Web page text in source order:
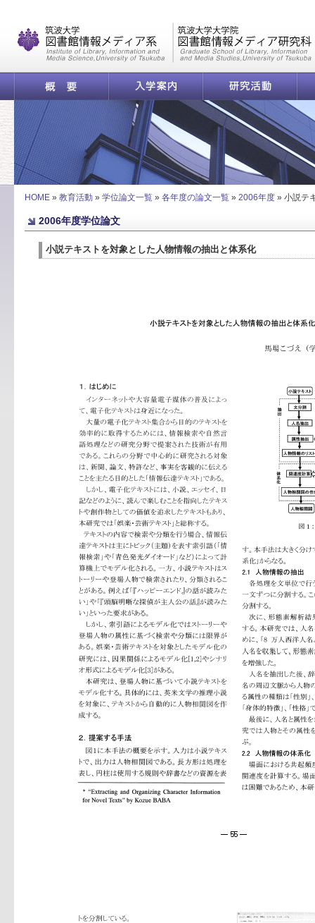
概要 入学案内 研究活動
小説テキストを対象とした人物情報の抽出と体系化 |
HOME » 教育活動 » 学位論文一覧 » 各年度の論文一覧 » 2006年度 » 小説テ
2006年度学位論文
小説テキストを対象とした人物情報の抽出と体系化